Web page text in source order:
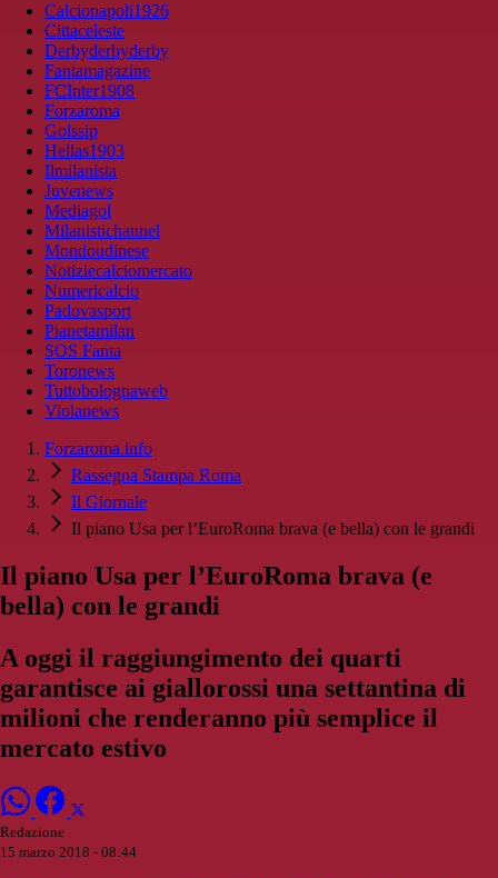
Calcionapoli1926
Cittaceleste
Derbyderbyderby
Fantamagazine
FCInter1908
Forzaroma
Golssip
Hellas1903
Ilmilanista
Juvenews
Mediagol
Milanistichannel
Mondoudinese
Notiziecalciomercato
Numericalcio
Padovasport
Pianetamilan
SOS Fanta
Toronews
Tuttobolognaweb
Violanews
Forzaroma.info
Rassegna Stampa Roma
Il Giornale
Il piano Usa per l’EuroRoma brava (e bella) con le grandi
Il piano Usa per l’EuroRoma brava (e
bella) con le grandi
A oggi il raggiungimento dei quarti
garantisce ai giallorossi una settantina di
milioni che renderanno più semplice il
mercato estivo
Redazione
15 marzo 2018 - 08:44